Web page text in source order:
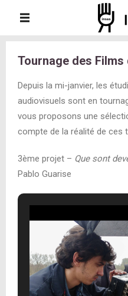
Tournage des Films
Depuis la mi-janvier, les
audiovisuels sont en
vous proposons une
compte de la réalité de ces
3ème projet – Que sont
Pablo Guarise